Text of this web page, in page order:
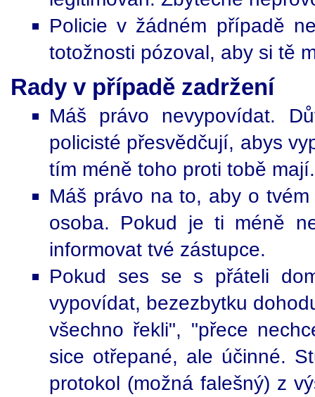
Policie v žádném případě
totožnosti pózoval, aby si tě
Rady v případě zadržení
Máš právo nevypovídat.
policisté přesvědčují, abys
tím méně toho proti tobě mají.
Máš právo na to, aby o
osoba. Pokud je ti méně
informovat tvé zástupce.
Pokud ses se s přáteli
vypovídat, bezezbytku
všechno řekli", "přece
sice otřepané, ale účinné.
protokol (možná falešný) z